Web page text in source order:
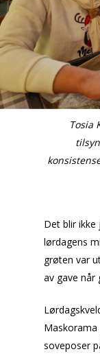
Tosia
Det blir
lørdagens
grøten var
av gave
soveposer